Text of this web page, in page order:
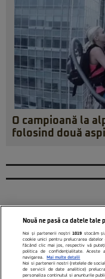
O campioană la
folosind două
Nouă ne pasă ca datele
Noi și partenerii noștri1019 stocăm
cookie unici pentru prelucrarea
făcând clic mai jos, respectiv vă
politica de confidențialitate.
navigarea.
Mai multe detalii
Noi si partenerii nostri (retelele de
de servicii de date analitice)
personaliza continutul si anunturile